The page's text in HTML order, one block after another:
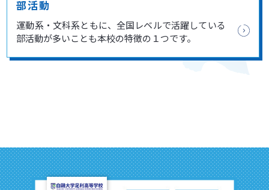
部活動
運動系・文科系ともに、全国レベルで活躍している
部活動が多いことも本校の特徴の１つです。